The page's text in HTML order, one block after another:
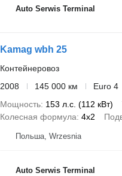
Auto Serwis Terminal
Kamag wbh 25
Контейнеровоз
2008
145 000 км
Euro 4
Мощность 153 л.с. (112 кВт)
Колесная формула 4x2
Польша, Wrzesnia
Auto Serwis Terminal